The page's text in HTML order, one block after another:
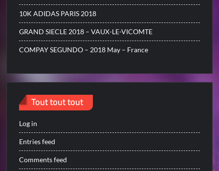
10K ADIDAS PARIS 2018
GRAND SIECLE 2018 – VAUX-LE-VICOMTE
COMPAY SEGUNDO – 2018 May – France
Tout tout tout
Log in
Entries feed
Comments feed